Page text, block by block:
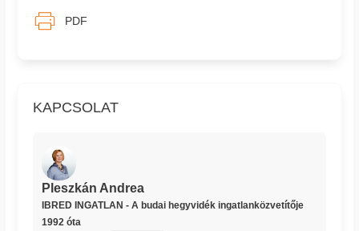
KAPCSOLAT
Pleszkán Andrea
IBRED INGATLAN - A budai hegyvidék ingatlanközvetítője
1992 óta
PDF